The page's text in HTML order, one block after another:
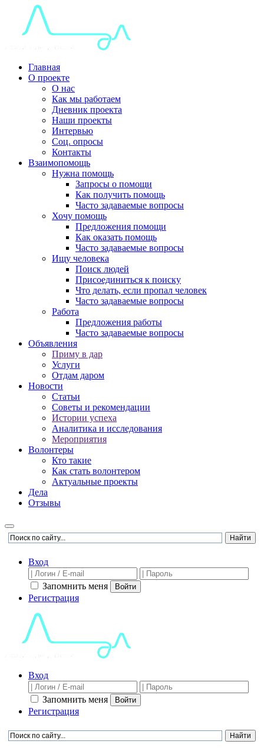
Главная
О проекте
О нас
Как мы работаем
Дневник проекта
Наши проекты
Интервью
Соц. опросы
Контакты
Взаимопомощь
Нужна помощь
Запросы о помощи
Как получить помощь
Часто задаваемые вопросы
Хочу помощь
Предложения помощи
Как оказать помощь
Часто задаваемые вопросы
Ищу человека
Поиск людей
Присоединиться к поиску
Что делать, если пропал человек
Часто задаваемые вопросы
Работа
Предложения работы
Часто задаваемые вопросы
Объявления
Приму в дар
Услуги
Отдам даром
Новости
Статьи
Советы и рекомендации
Истории успеха
Аналитика и исследования
Мероприятия
Волонтеры
Кто такие
Как стать волонтером
Актуальные проекты
Дела
Отзывы
Вход
Запомнить меня Войти
Регистрация
Вход
Запомнить меня Войти
Регистрация